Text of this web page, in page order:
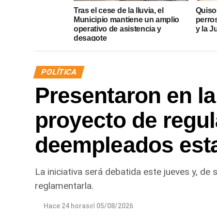
Tras el cese de la lluvia, el
Municipio mantiene un amplio
operativo de asistencia y
desagote
y la
POLÍTICA
Presentaron en
proyecto de
deempleados
La iniciativa será debatida este jueves y,
reglamentarla.
Hace 24 horasel 05/08/2026